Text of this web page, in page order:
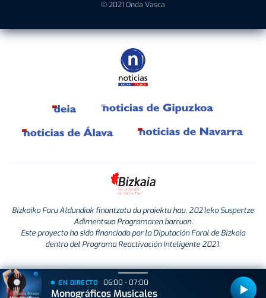
© 2021 Onda Vasca
Bizkaiko Foru Aldundiak finantzatu du proiektu hau, 2021eko Suspertze
Adimentsua Programaren barruan.
Este proyecto ha sido financiado por la Diputación Foral de Bizkaia
dentro del Programa Reactivación Inteligente 2021.
EN DIRECTO 06:00 - 07:00
Monográficos Musicales